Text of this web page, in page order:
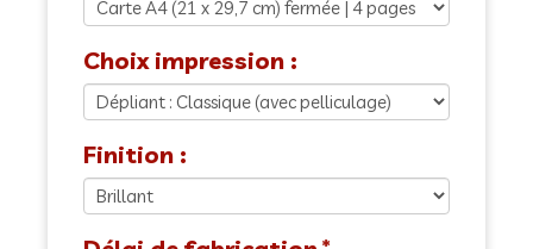
Choix impression :
Finition :